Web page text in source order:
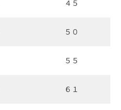
４５
５０
５５
６１